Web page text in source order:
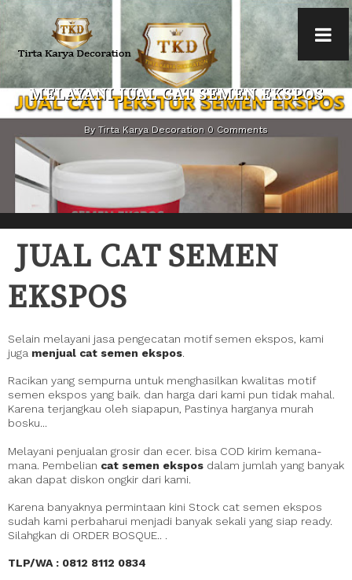
MELAYANI JUAL CAT SEMEN EKSPOS
By Tirta Karya Decoration 0 Comments
JUAL CAT SEMEN
EKSPOS
Selain melayani jasa pengecatan motif semen ekspos, kami
juga menjual cat semen ekspos.
Racikan yang sempurna untuk menghasilkan kwalitas motif
semen ekspos yang baik. dan harga dari kami pun tidak mahal.
Karena terjangkau oleh siapapun, Pastinya harganya murah
bosku...
Melayani penjualan grosir dan ecer. bisa COD kirim kemana-
mana. Pembelian cat semen ekspos dalam jumlah yang banyak
akan dapat diskon ongkir dari kami.
Karena banyaknya permintaan kini Stock cat semen ekspos
sudah kami perbaharui menjadi banyak sekali yang siap ready.
Silahgkan di ORDER BOSQUE.. .
TLP/WA : 0812 8112 0834